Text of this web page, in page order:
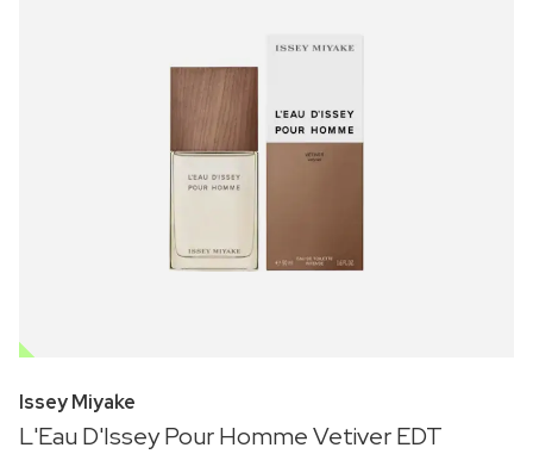
OUTLET
Issey Miyake
L'Eau D'Issey Pour Homme Vetiver EDT